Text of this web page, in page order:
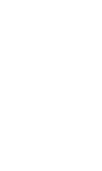
La letrada de
pueda
«plazo máximo
hacerse cargo,
En este
civil» sino uno
conductas, y en
debidas ante el
derecho a la